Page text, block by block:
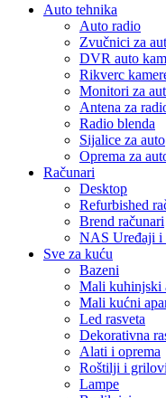
Auto tehnika
Auto radio
Zvučnici za
DVR auto
Rikverc
Monitori za
Antena za
Radio blenda
Sijalice za auto
Oprema za
Računari
Desktop
Refurbished
Brend računari
NAS Uređaji i
Sve za kuću
Bazeni
Mali kuhinjski
Mali kućni
Led rasveta
Dekorativna
Alati i oprema
Roštilji i grilovi
Lampe